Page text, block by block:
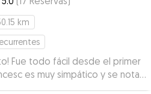
km
Fue todo fácil desde el primer
es muy simpático y se nota
de perros. Dejamos a Bosco